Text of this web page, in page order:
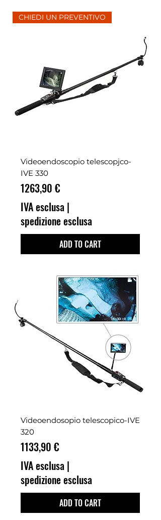
CHIEDI UN PREVENTIVO
Videoendoscopio telescopjco-
IVE 330
Prezzo
1263,90 €
IVA esclusa |
spedizione esclusa
ADD TO CART
Videoendosopio telescopico-IVE
320
Prezzo
1133,90 €
IVA esclusa |
spedizione esclusa
ADD TO CART